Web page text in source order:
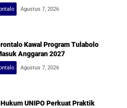
Agustus 7, 2026
Kawal Program Tulabolo
Anggaran 2027
Agustus 7, 2026
UNIPO Perkuat Praktik